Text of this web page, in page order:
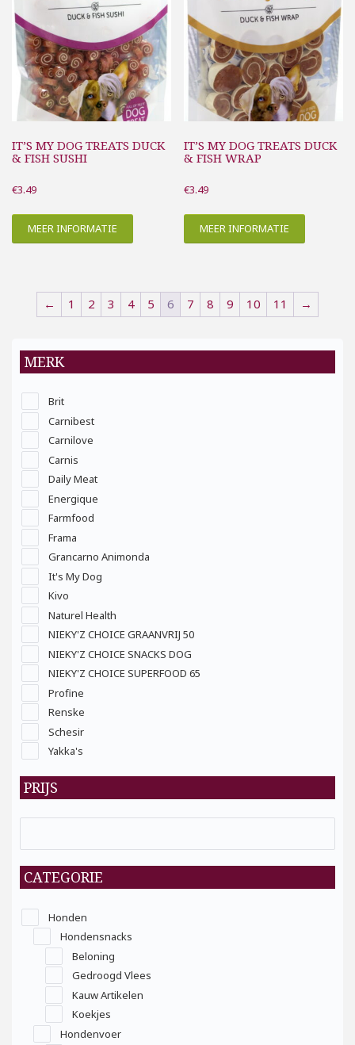
IT’S MY DOG TREATS DUCK
& FISH SUSHI
€3.49
MEER INFORMATIE
IT’S MY DOG TREATS DUCK
& FISH WRAP
€3.49
MEER INFORMATIE
← 1 2 3 4 5 6 7 8 9 10 11 →
MERK
Brit
Carnibest
Carnilove
Carnis
Daily Meat
Energique
Farmfood
Frama
Grancarno Animonda
It's My Dog
Kivo
Naturel Health
NIEKY'Z CHOICE GRAANVRIJ 50
NIEKY'Z CHOICE SNACKS DOG
NIEKY'Z CHOICE SUPERFOOD 65
Profine
Renske
Schesir
Yakka's
PRIJS
CATEGORIE
Honden
Hondensnacks
Beloning
Gedroogd Vlees
Kauw Artikelen
Koekjes
Hondenvoer